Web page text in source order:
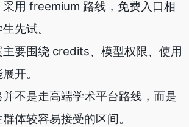
用 freemium 路线，免费入口相
先试。
要围绕 credits、模型权限、使用
开。
不是走高端学术平台路线，而是
体较容易接受的区间。